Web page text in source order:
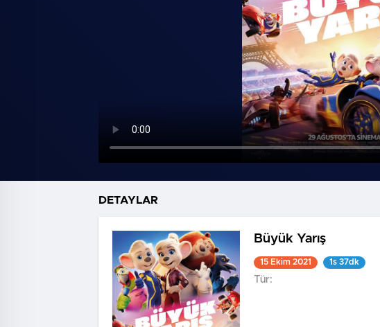
DETAYLAR
Büyük Yarış
15 Ekim 2021 1s 37dk
Tür: